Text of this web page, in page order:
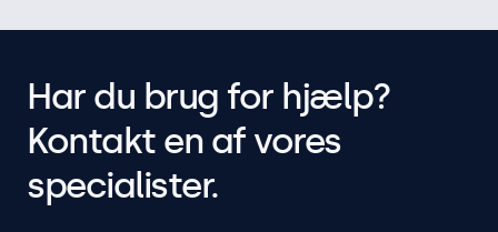
Har du brug for hjælp?
Kontakt en af vores
specialister.